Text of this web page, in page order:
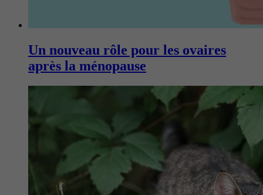
Un nouveau rôle pour les ovaires
après la ménopause